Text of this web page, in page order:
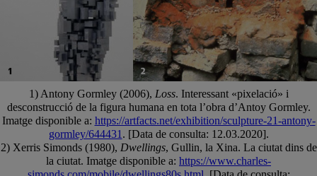
1) Antony Gormley (2006), Loss. Interessant «pixelació» i
desconstrucció de la figura humana en tota l’obra d’Antoy Gormley.
Imatge disponible a: https://artfacts.net/exhibition/sculpture-21-antony-
gormley/644431 . [Data de consulta: 12.03.2020].
2) Xerris Simonds (1980), Dwellings, Gullin, la Xina. La ciutat dins de
la ciutat. Imatge disponible a: https://www.charles-